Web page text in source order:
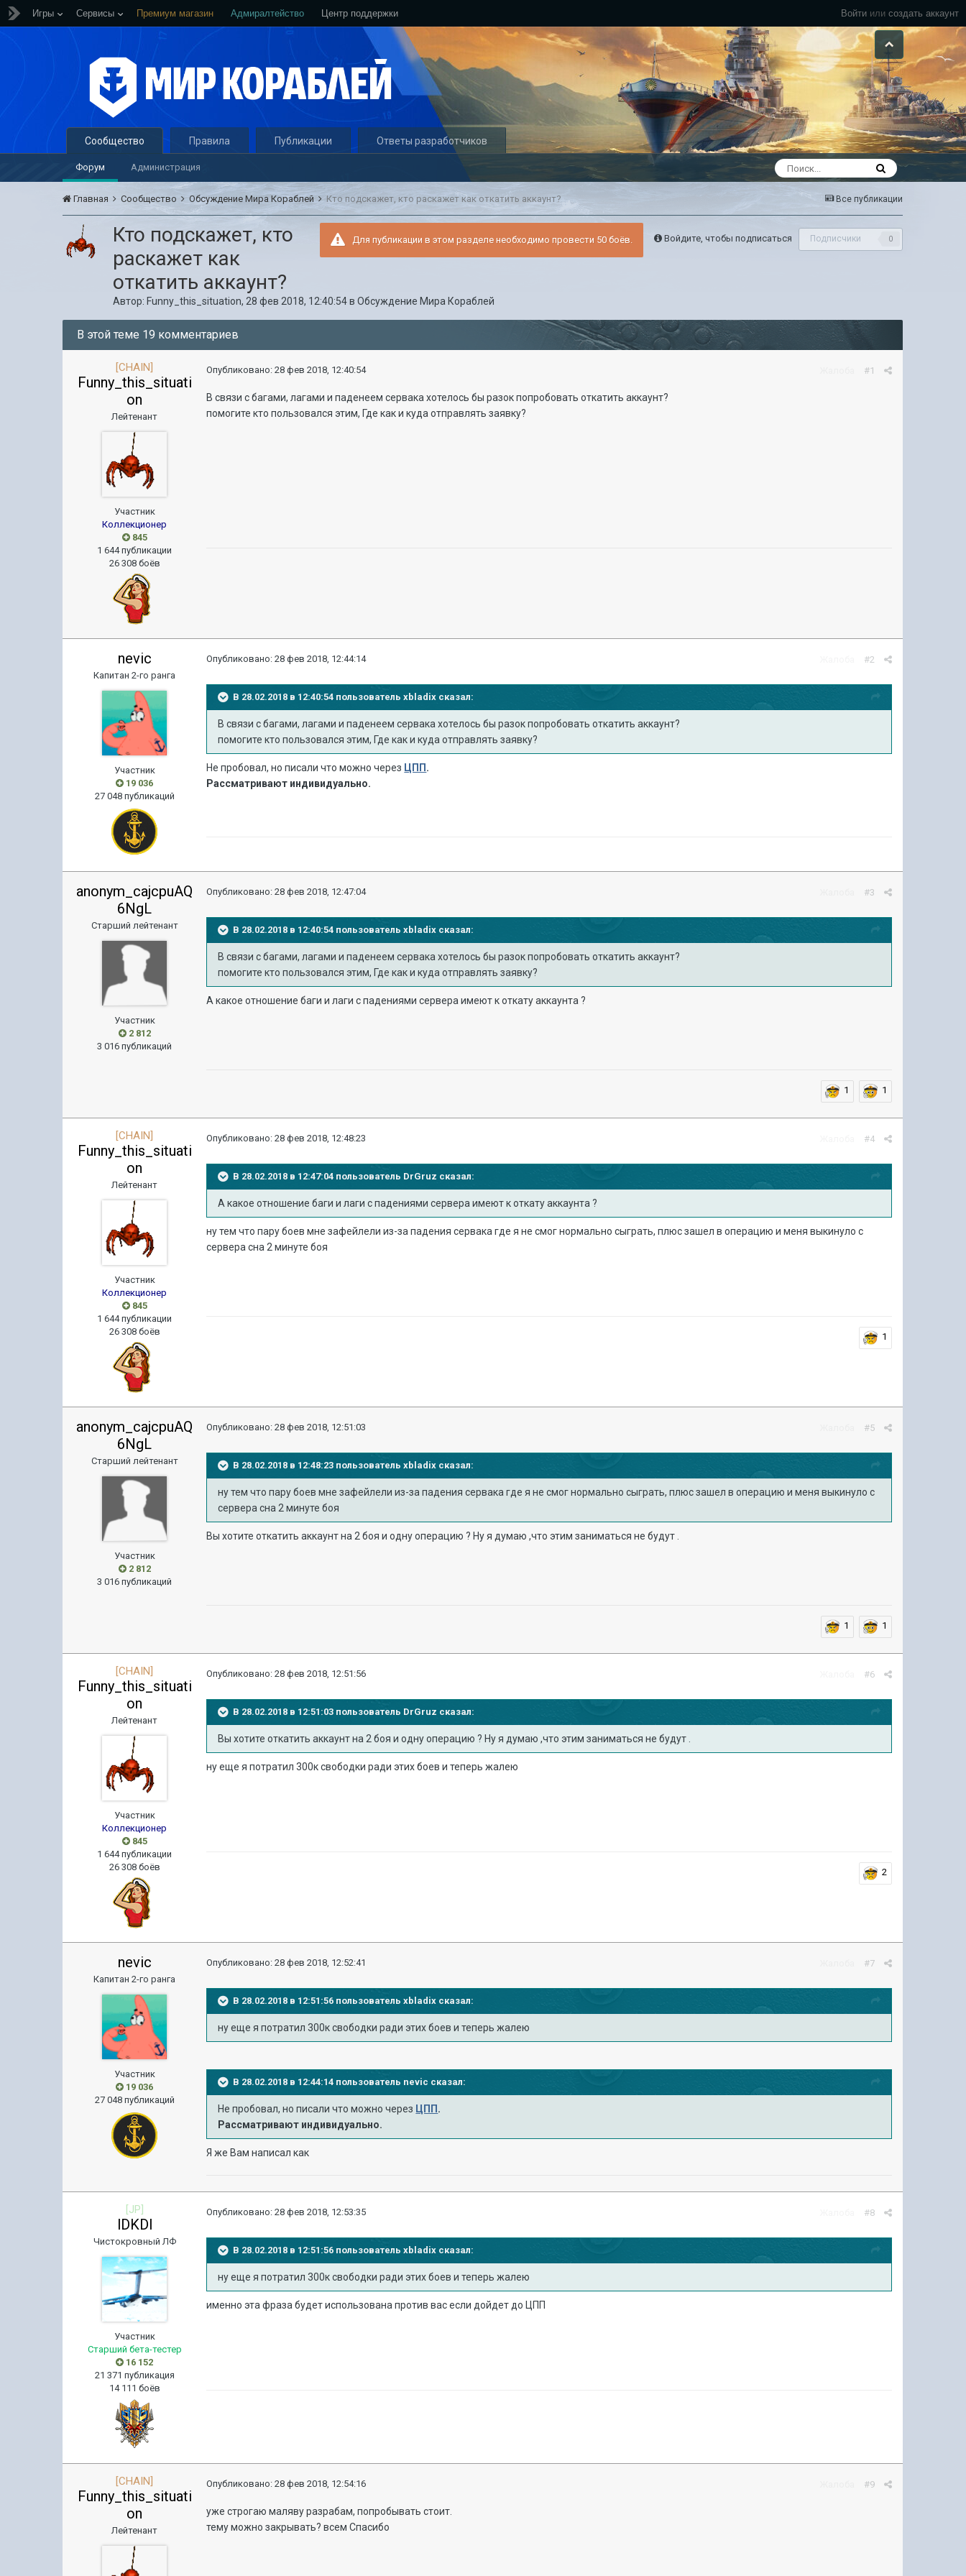
Войти или создать аккаунт
Игры Сервисы Премиум магазин Адмиралтейство Центр поддержки
Сообщество
Форум Администрация
Правила Публикации Ответы разработчиков
Все публикации
Главная Сообщество Обсуждение Мира Кораблей Кто подскажет, кто раскажет как откатить аккаунт?
Войдите, чтобы подписаться Подписчики 0
Для публикации в этом разделе необходимо провести 50 боёв.
Кто подскажет, кто
раскажет как
откатить аккаунт?
Автор: Funny_this_situation, 28 фев 2018, 12:40:54вОбсуждение Мира Кораблей
В этой теме 19 комментариев
[CHAIN]
Funny_this_situati
on
Лейтенант
Участник
Коллекционер
845
1 644 публикации
26 308 боёв
#1
Опубликовано:28 фев 2018, 12:40:54
В связи с багами, лагами и паденеем сервака хотелось бы разок попробовать откатить аккаунт?
помогите кто пользовался этим, Где как и куда отправлять заявку?
nevic
Капитан 2-го ранга
Участник
19 036
27 048 публикаций
#2
Опубликовано:28 фев 2018, 12:44:14
В 28.02.2018 в 12:40:54 пользовательxbladix сказал:
В связи с багами, лагами и паденеем сервака хотелось бы разок попробовать откатить аккаунт?
помогите кто пользовался этим, Где как и куда отправлять заявку?
Не пробовал, но писали что можно через ЦПП .
Рассматривают индивидуально.
anonym_cajcpuAQ
6NgL
Старший лейтенант
Участник
2 812
3 016 публикаций
#3
Опубликовано:28 фев 2018, 12:47:04
В 28.02.2018 в 12:40:54 пользовательxbladix сказал:
В связи с багами, лагами и паденеем сервака хотелось бы разок попробовать откатить аккаунт?
помогите кто пользовался этим, Где как и куда отправлять заявку?
А какое отношение баги и лаги с падениями сервера имеют к откату аккаунта ?
1 1
[CHAIN]
Funny_this_situati
on
Лейтенант
Участник
Коллекционер
845
1 644 публикации
26 308 боёв
#4
Опубликовано:28 фев 2018, 12:48:23
В 28.02.2018 в 12:47:04 пользователь DrGruz сказал:
А какое отношение баги и лаги с падениями сервера имеют к откату аккаунта ?
ну тем что пару боев мне зафейлели из-за падения сервака где я не смог нормально сыграть, плюс зашел в операцию и меня выкинуло с
сервера сна 2 минуте боя
1
anonym_cajcpuAQ
6NgL
Старший лейтенант
Участник
2 812
3 016 публикаций
#5
Опубликовано:28 фев 2018, 12:51:03
В 28.02.2018 в 12:48:23 пользовательxbladix сказал:
ну тем что пару боев мне зафейлели из-за падения сервака где я не смог нормально сыграть, плюс зашел в операцию и меня выкинуло с
сервера сна 2 минуте боя
Вы хотите откатить аккаунт на 2 боя и одну операцию ? Ну я думаю ,что этим заниматься не будут .
1 1
[CHAIN]
Funny_this_situati
on
Лейтенант
Участник
Коллекционер
845
1 644 публикации
26 308 боёв
#6
Опубликовано:28 фев 2018, 12:51:56
В 28.02.2018 в 12:51:03 пользователь DrGruz сказал:
Вы хотите откатить аккаунт на 2 боя и одну операцию ? Ну я думаю ,что этим заниматься не будут .
ну еще я потратил 300к свободки ради этих боев и теперь жалею
2
nevic
Капитан 2-го ранга
Участник
19 036
27 048 публикаций
#7
Опубликовано:28 фев 2018, 12:52:41
В 28.02.2018 в 12:51:56 пользовательxbladix сказал:
ну еще я потратил 300к свободки ради этих боев и теперь жалею
В 28.02.2018 в 12:44:14 пользователь nevic сказал:
Не пробовал, но писали что можно через ЦПП .
Рассматривают индивидуально.
Я же Вам написал как
[JP]
lDKDl
Чистокровный ЛФ
Участник
Старший бета-тестер
16 152
21 371 публикация
14 111 боёв
#8
Опубликовано:28 фев 2018, 12:53:35
В 28.02.2018 в 12:51:56 пользовательxbladix сказал:
ну еще я потратил 300к свободки ради этих боев и теперь жалею
именно эта фраза будет использована против вас если дойдет до ЦПП
[CHAIN]
Funny_this_situati
on
Лейтенант
#9
Опубликовано:28 фев 2018, 12:54:16
уже строгаю маляву разрабам, попробывать стоит.
тему можно закрывать? всем Спасибо